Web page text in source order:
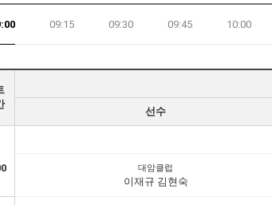
09:15 09:30 09:45 10:00
선수
대암클럽
이재규 김현숙